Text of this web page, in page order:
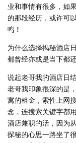
业和事情有很多，如
的那段经历，或许可
鸣！
为什么选择揭秘酒店
都曾经亦或是当下都
说起老哥我的酒店日
老哥我印象很深的是
寓的租金，索性上网
念，连搜索关键字都
酒店兼职的活，因为
探秘的心思一路坐了